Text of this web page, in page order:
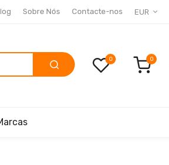
EUR
Sobre Nós Contacte-nos
0